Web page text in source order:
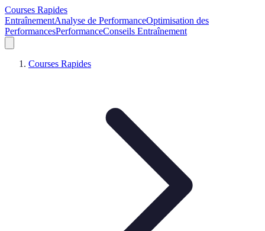
Courses Rapides
EntraînementAnalyse de PerformanceOptimisation des
PerformancesPerformanceConseils Entraînement
Courses Rapides